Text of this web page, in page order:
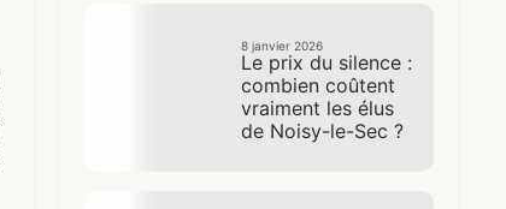
8 janvier 2026
Le prix du silence :
combien coûtent
vraiment les élus
de Noisy-le-Sec ?